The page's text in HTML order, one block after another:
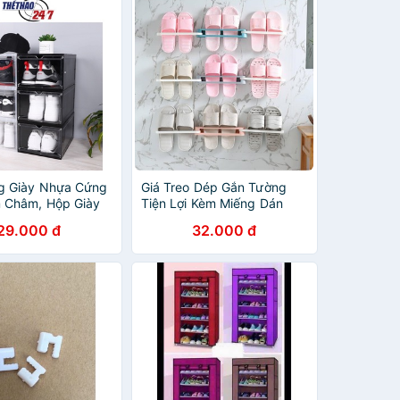
Giày Nhựa Cứng
Hộp Giày
đ
Giá Treo Dép Gắn Tường
Tiện Lợi Kèm Miếng Dán
32.000 đ